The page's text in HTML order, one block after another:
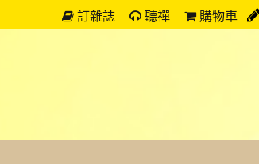
訂雜誌 聽禪 購物車